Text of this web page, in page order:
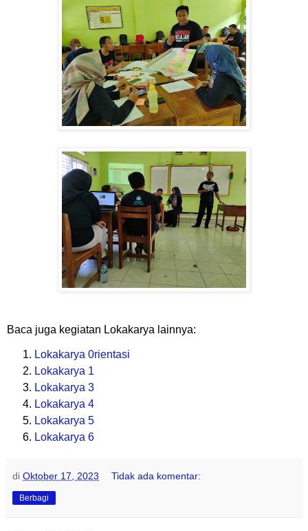
Baca juga kegiatan Lokakarya lainnya:
Lokakarya 0rientasi
Lokakarya 1
Lokakarya 3
Lokakarya 4
Lokakarya 5
Lokakarya 6
di Oktober 17, 2023 Tidak ada komentar:
Berbagi